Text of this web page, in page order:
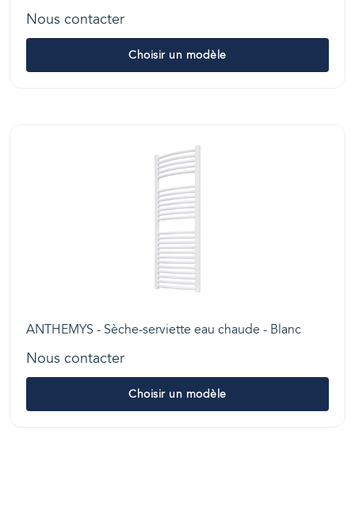
Nous contacter
Choisir un modèle
ANTHEMYS - Sèche-serviette eau chaude - Blanc
Nous contacter
Choisir un modèle